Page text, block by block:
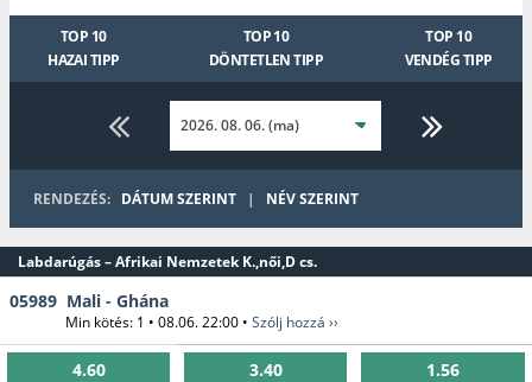
Snooker Kosárlabda
Krikett
Strandröplabda
Aussie Rules
Nyíltvízi
Golf Amerikai foci
Kosárlabda
Kerékpár
Rögbi Gyeplabda Vízilabda
TOP 10
HAZAI TIPP
TOP 10
DÖNTETLEN TIPP
TOP 10
VENDÉG TIPP
RENDEZÉS: DÁTUM SZERINT | NÉV SZERINT
Labdarúgás – Afrikai Nemzetek K.,női,D cs.
05989 Mali - Ghána
Min kötés: 1 • 08.06. 22:00 • Szólj hozzá ››
4.60 3.40 1.56